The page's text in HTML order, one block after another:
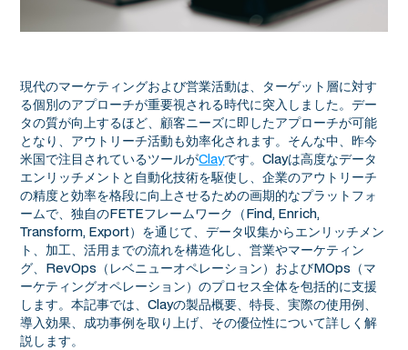
現代のマーケティングおよび営業活動は、ターゲット層に対す
る個別のアプローチが重要視される時代に突入しました。デー
タの質が向上するほど、顧客ニーズに即したアプローチが可能
となり、アウトリーチ活動も効率化されます。そんな中、昨今
米国で注目されているツールがClayです。Clayは高度なデータ
エンリッチメントと自動化技術を駆使し、企業のアウトリーチ
の精度と効率を格段に向上させるための画期的なプラットフォ
ームで、独自のFETEフレームワーク（Find, Enrich,
Transform, Export）を通じて、データ収集からエンリッチメン
ト、加工、活用までの流れを構造化し、営業やマーケティン
グ、RevOps（レベニューオペレーション）およびMOps（マ
ーケティングオペレーション）のプロセス全体を包括的に支援
します。本記事では、Clayの製品概要、特長、実際の使用例、
導入効果、成功事例を取り上げ、その優位性について詳しく解
説します。